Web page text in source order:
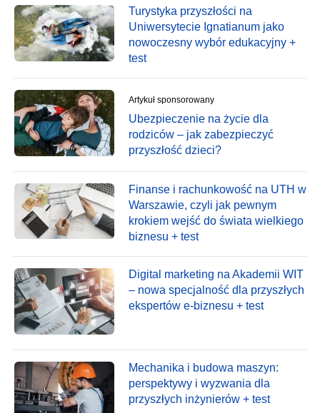
Turystyka przyszłości na
Uniwersytecie Ignatianum jako
nowoczesny wybór edukacyjny +
test
Artykuł sponsorowany
Ubezpieczenie na życie dla
rodziców – jak zabezpieczyć
przyszłość dzieci?
Finanse i rachunkowość na UTH w
Warszawie, czyli jak pewnym
krokiem wejść do świata wielkiego
biznesu + test
Digital marketing na Akademii WIT
– nowa specjalność dla przyszłych
ekspertów e-biznesu + test
Mechanika i budowa maszyn:
perspektywy i wyzwania dla
przyszłych inżynierów + test